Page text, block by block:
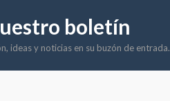
boletín
ideas y noticias en su buzón de entrada.